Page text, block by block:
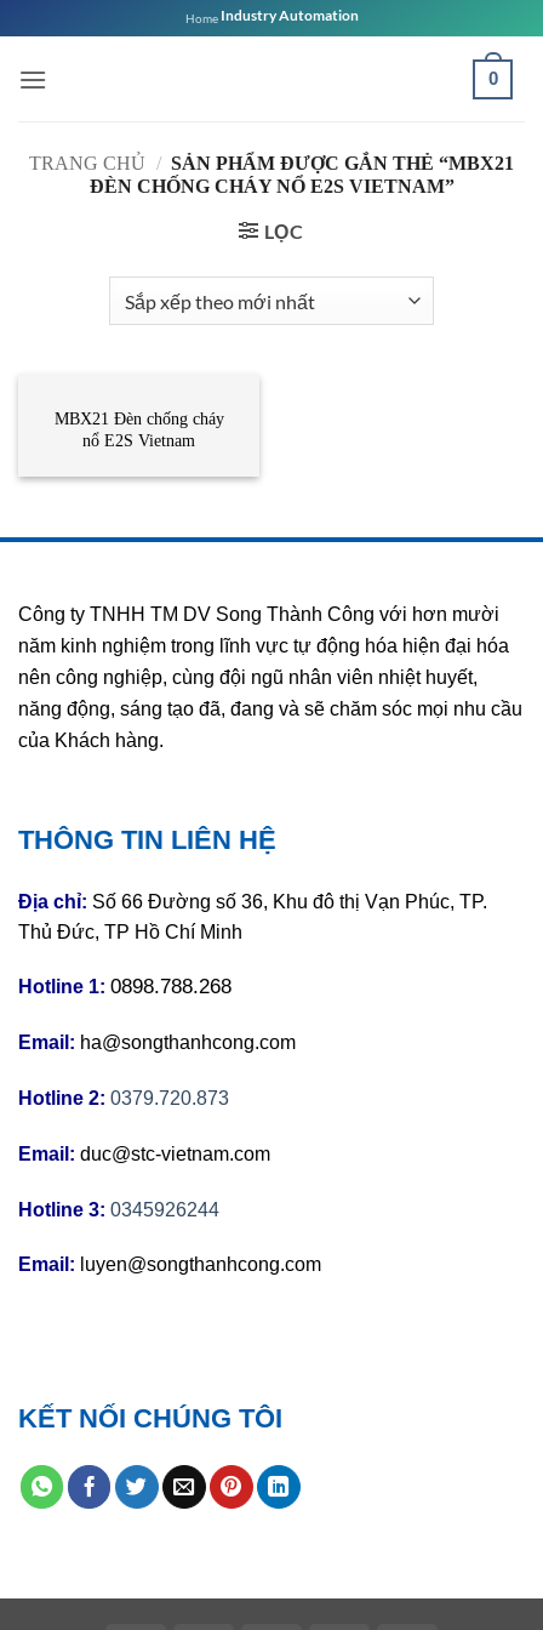
qua
nội
Home Industry Automation
0
TRANG CHỦ / SẢN PHẨM ĐƯỢC GẮN THẺ “MBX21
ĐÈN CHỐNG CHÁY NỔ E2S VIETNAM”
LỌC
MBX21 Đèn chống cháy
nổ E2S Vietnam
Công ty TNHH TM DV Song Thành Công với hơn mười
năm kinh nghiệm trong lĩnh vực tự động hóa hiện đại hóa
nên công nghiệp, cùng đội ngũ nhân viên nhiệt huyết,
năng động, sáng tạo đã, đang và sẽ chăm sóc mọi nhu cầu
của Khách hàng.
THÔNG TIN LIÊN HỆ
Địa chỉ: Số 66 Đường số 36, Khu đô thị Vạn Phúc, TP.
Thủ Đức, TP Hồ Chí Minh
Hotline 1: 0898.788.268
Email: ha@songthanhcong.com
Hotline 2: 0379.720.873
Email: duc@stc-vietnam.com
Hotline 3: 0345926244
Email: luyen@songthanhcong.com
KẾT NỐI CHÚNG TÔI